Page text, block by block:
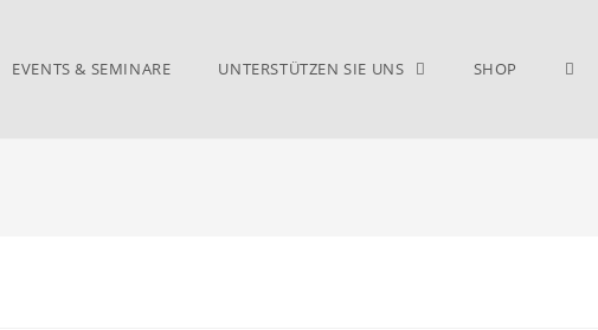
EVENTS & SEMINARE UNTERSTÜTZEN SIE UNS SHOP